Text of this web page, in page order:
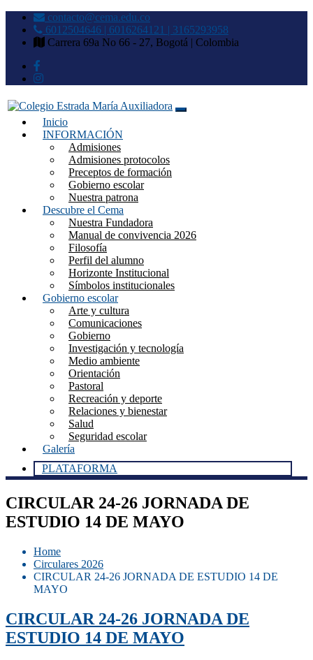
contacto@cema.edu.co
6012504646 | 6016264121 | 3165293958
Carrera 69a No 66 - 27, Bogotá | Colombia
Colegio Estrada María
Auxiliadora
Inicio
INFORMACIÓN
Admisiones
Admisiones protocolos
Preceptos de formación
Gobierno escolar
Nuestra patrona
Descubre el Cema
Nuestra Fundadora
Manual de convivencia 2026
Filosofía
Perfil del alumno
Horizonte Institucional
Símbolos institucionales
Gobierno escolar
Arte y cultura
Comunicaciones
Gobierno
Investigación y tecnología
Medio ambiente
Orientación
Pastoral
Recreación y deporte
Relaciones y bienestar
Salud
Seguridad escolar
Galería
PLATAFORMA
CIRCULAR 24-26 JORNADA DE
ESTUDIO 14 DE MAYO
Home
Circulares 2026
CIRCULAR 24-26 JORNADA DE ESTUDIO 14 DE
MAYO
CIRCULAR 24-26 JORNADA DE
ESTUDIO 14 DE MAYO